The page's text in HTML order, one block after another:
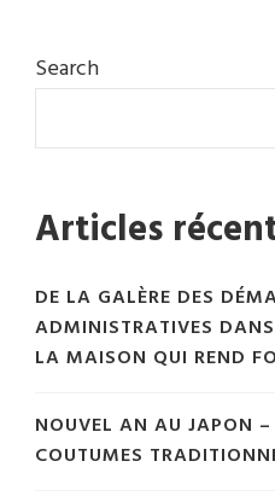
Search
Articles
DE LA GALÈRE DES
ADMINISTRATIVES
LA MAISON QUI REND
NOUVEL AN AU JAPON
COUTUMES